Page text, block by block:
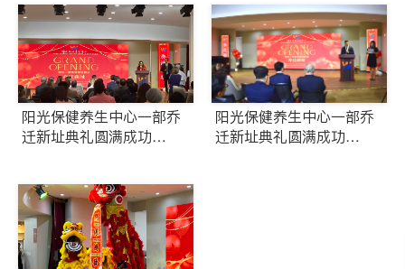
阳光保健养生中心一部乔
迁新址典礼圆满成功
阳光保健养生中心一部乔
迁新址典礼圆满成功